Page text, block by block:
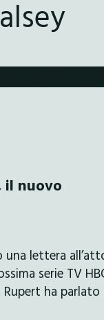
il nuovo
lettera
serie TV
ha parlato